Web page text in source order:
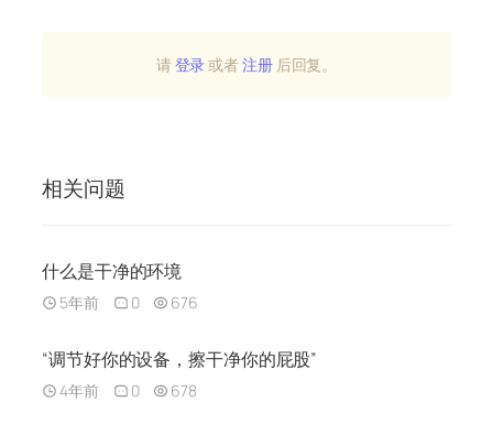
请登录或者注册后回复。
相关问题
什么是干净的环境
5年前 0 676
“调节好你的设备，擦干净你的屁股”
4年前 0 678